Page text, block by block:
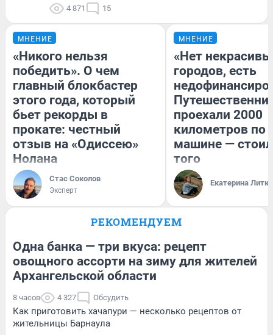
4 871 15
МНЕНИЕ
«Никого нельзя
победить». О чем
главный блокбастер
этого года, который
бьет рекорды в
прокате: честный
отзыв на «Одиссею»
Нолана
Стас Соколов
Эксперт
МНЕНИЕ
«Нет
городов, есть
проехали 2000
километров по
машине —
того
Екатерина
РЕКОМЕНДУЕМ
Одна банка — три вкуса: рецепт
овощного ассорти на зиму для жителей
Архангельской области
8 часов 4 327 Обсудить
Как приготовить хачапури — несколько рецептов от
жительницы Барнаула